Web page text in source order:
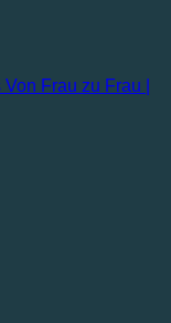
Von Frau zu Frau |